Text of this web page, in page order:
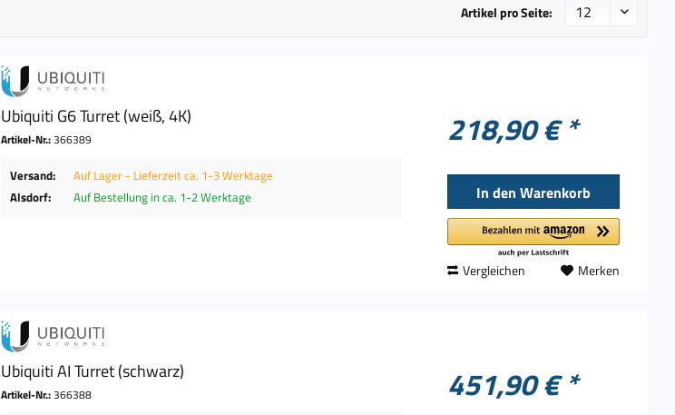
Artikel pro Seite:
Ubiquiti G6 Turret (weiß, 4K)
Artikel-Nr.:366389
Versand:
Auf Lager - Lieferzeit ca. 1-3 Werktage
Alsdorf:
Auf Bestellung in ca. 1-2 Werktage
218,90 € *
In den Warenkorb
Vergleichen Merken
Ubiquiti AI Turret (schwarz)
Artikel-Nr.:366388 451,90 € *